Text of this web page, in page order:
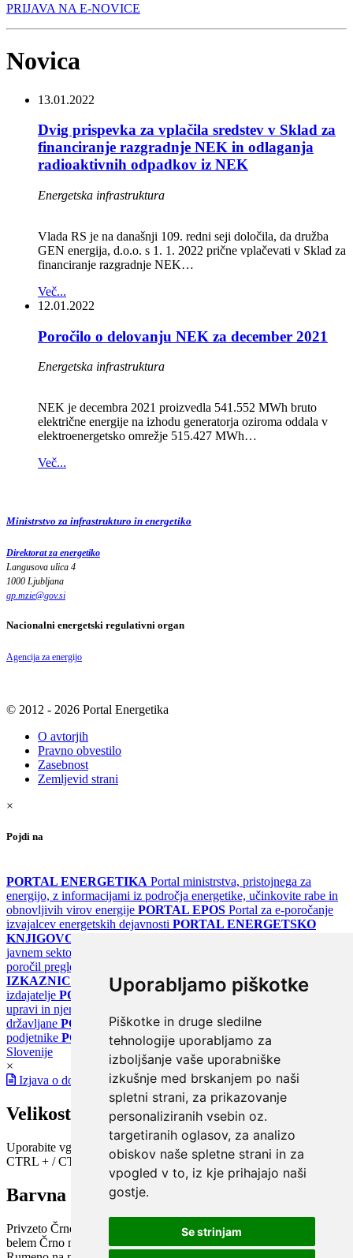
Uporabljamo piškotke
Piškotke in druge sledilne
tehnologije uporabljamo za
izboljšanje vaše uporabniške
izkušnje med brskanjem po naši
spletni strani, za prikazovanje
personaliziranih vsebin oz.
targetiranih oglasov, za analizo
obiskov naše spletne strani in za
vpogled v to, iz kje prihajajo naši
gostje.
Se strinjam
PRIJAVA NA E-NOVICE
Novica
13.01.2022
Dvig prispevka za vplačila sredstev v Sklad za
financiranje razgradnje NEK in odlaganja
radioaktivnih odpadkov iz NEK
Energetska infrastruktura
Vlada RS je na današnji 109. redni seji določila, da družba
GEN energija, d.o.o. s 1. 1. 2022 prične vplačevati v Sklad za
financiranje razgradnje NEK…
Več...
12.01.2022
Poročilo o delovanju NEK za december 2021
Energetska infrastruktura
NEK je decembra 2021 proizvedla 541.552 MWh bruto
električne energije na izhodu generatorja oziroma oddala v
elektroenergetsko omrežje 515.427 MWh…
Več...
Ministrstvo za infrastrukturo in energetiko
Direktorat za energetiko
Langusova ulica 4
1000 Ljubljana
gp.mzie@gov.si
Nacionalni energetski regulativni organ
Agencija za energijo
© 2012 - 2026 Portal Energetika
O avtorjih
Pravno obvestilo
Zasebnost
Zemljevid strani
×
Pojdi na
PORTAL ENERGETIKA Portal ministrstva, pristojnega za
energijo, z informacijami iz področja energetike, učinkovite rabe in
obnovljivih virov energije PORTAL EPOS Portal za e-poročanje
izvajalcev energetskih dejavnosti PORTAL ENERGETSKO
KNJIGOVODSTVO
javnem sektorju
poročil pregledov klimatskih sistemov
IZKAZNICE
Register energetskih izkaznic - za izdelovalce in
izdajatelje PORTAL GOV.SI Osrednje spletno mesto o državni
upravi in njenih storitvah
državljane PORTAL SPOT Državni portal za podjetja in
podjetnike PORTAL OPSI Državni portal odprtih podatkov
Slovenije
×
Izjava o dostopnosti
Velikost pisave
Uporabite vgrajeno funkcijo brskalnika
CTRL + / CTRL -
Barvna shema
Privzeto Črno na belem Belo na črnem Črno na bež
belem Črno na zelenem
Modro na rumenem